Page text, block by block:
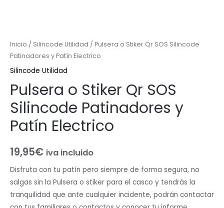
Inicio / Silincode Utilidad / Pulsera o Stiker Qr SOS Silincode
Patinadores y Patín Electrico
Silincode Utilidad
Pulsera o Stiker Qr SOS
Silincode Patinadores y
Patín Electrico
19,95€ iva incluido
Disfruta con tu patín pero siempre de forma segura, no
salgas sin la Pulsera o stiker para el casco y tendrás la
tranquilidad que ante cualquier incidente, podrán contactar